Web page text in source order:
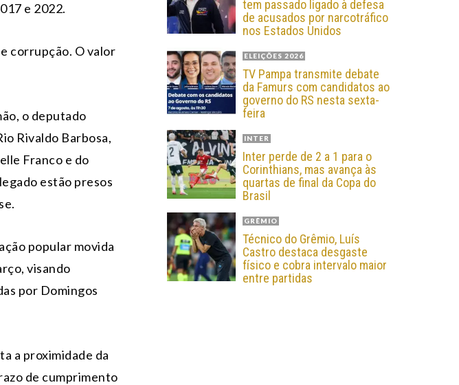
e 2022.
corrupção. O valor
o deputado
Rivaldo Barbosa,
Franco e do
estão presos
popular movida
visando
por Domingos
a proximidade da
de cumprimento
tem passado ligado à defesa
de acusados por narcotráfico
nos Estados Unidos
ELEIÇÕES 2026
TV Pampa transmite debate
da Famurs com candidatos ao
governo do RS nesta sexta-
feira
INTER
Inter perde de 2 a 1 para o
Corinthians, mas avança às
quartas de final da Copa do
Brasil
GRÊMIO
Técnico do Grêmio, Luís
Castro destaca desgaste
físico e cobra intervalo maior
entre partidas